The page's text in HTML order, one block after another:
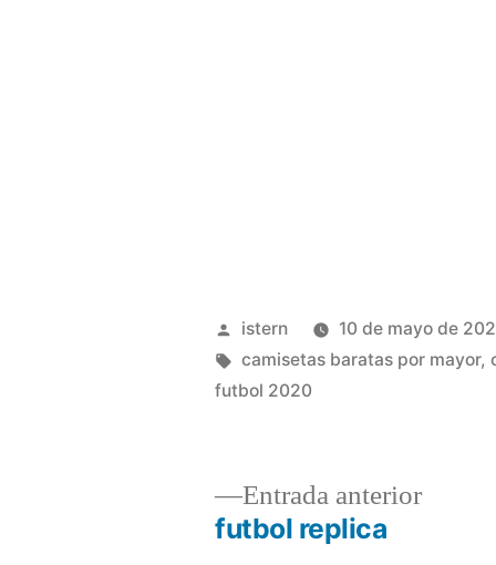
Publicado
por
istern 10 de mayo de
Etiquetas:
camisetas baratas por mayor,
futbol 2020
Entrada anteriorEntrada
futbol replica